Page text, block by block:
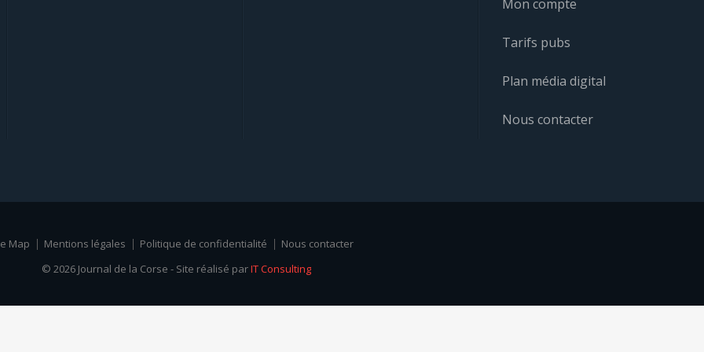
Mon compte
Tarifs pubs
Plan média digital
Nous contacter
Map Mentions légales Politique de confidentialité
Nous contacter
© 2026 Journal de la Corse - Site réalisé parIT Consulting